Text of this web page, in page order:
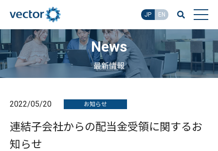
JP EN
News
最新情報
2022/05/20 お知らせ
連結子会社からの配当金受領に関するお
知らせ